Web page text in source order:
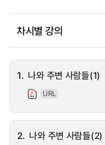
차시별 강의
1. 나와 주변 사람들(1)
URL
2. 나와 주변 사람들(2)